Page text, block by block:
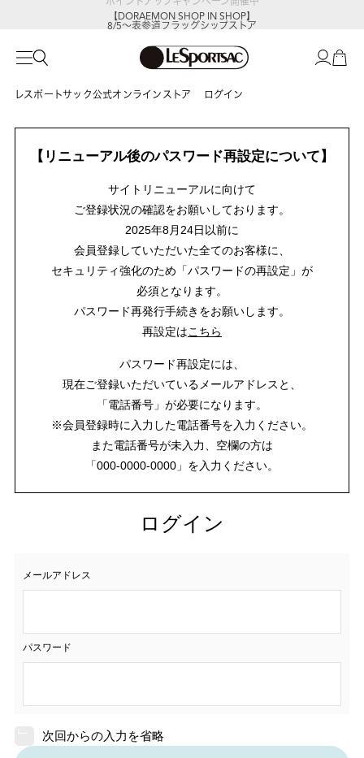
【DORAEMON SHOP IN SHOP】
8/5～表参道フラッグシップストア
レスポートサック公式オンラインストア ログイン
【リニューアル後のパスワード再設定について】
サイトリニューアルに向けて
ご登録状況の確認をお願いしております。
2025年8月24日以前に
会員登録していただいた全てのお客様に、
セキュリティ強化のため「パスワードの再設定」が
必須となります。
パスワード再発行手続きをお願いします。
再設定はこちら
パスワード再設定には、
現在ご登録いただいているメールアドレスと、
「電話番号」が必要になります。
※会員登録時に入力した電話番号を入力ください。
また電話番号が未入力、空欄の方は
「000-0000-0000」を入力ください。
ログイン
メールアドレス
パスワード
次回からの入力を省略